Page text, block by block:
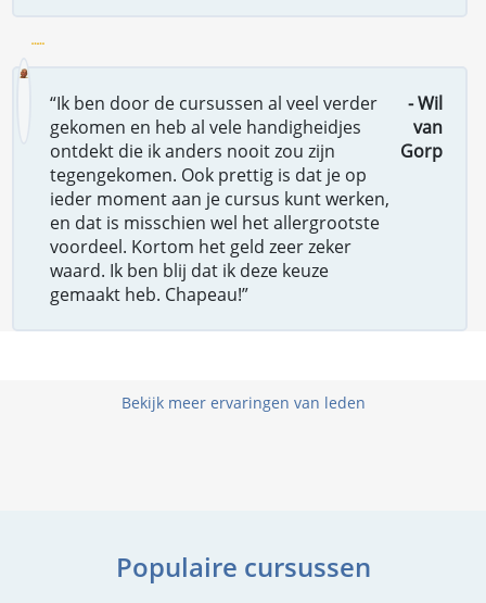
“Ik ben door de cursussen al veel verder
gekomen en heb al vele handigheidjes
ontdekt die ik anders nooit zou zijn
tegengekomen. Ook prettig is dat je op
ieder moment aan je cursus kunt werken,
en dat is misschien wel het allergrootste
voordeel. Kortom het geld zeer zeker
waard. Ik ben blij dat ik deze keuze
gemaakt heb. Chapeau!”
- Wil
van
Gorp
Bekijk meer ervaringen van leden
Populaire cursussen